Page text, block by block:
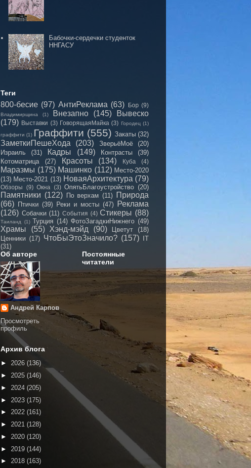
Бабочки-сердечки студенток
ННГАСУ
Теги
800-бесие (97) АнтиРеклама (63) Бор (9)
Владимирщина (1) Внезапно (145)
Вывеско
(179) Выставки (3) ГоворящаяМайка (3) Городец (1)
граффити (1) Граффити (555) Закаты (32)
ЗаметкиПешеХода (203) ЗверьёМоё
(20)
Израиль
(31) Кадры (149) Контрасты
(39)
Котоматрица
(27) Красоты (134) Куба (4)
Маразмы (175) Машинко (112) Место-2020
(13) Место-2021 (13) НоваяАрхитектура (79)
Обзоры (9) Окна (3) ОпятьБлагоустройство (20)
Памятники (122) По верхам (11) Природа
(66) Птички (39) Реки и мосты (47) Реклама
(126) Собачки (11) События (4) Стикеры (88)
Таиланд (1) Турция (14) ФотоЗагадкиНижнего (49)
Храмы (55) Хэнд-мэйд (90) Цветут
(18)
Ценники (17) ЧтоБыЭтоЗначило? (157)
IT
(31)
Об авторе
Андрей Карпов
Просмотреть
профиль
Постоянные
читатели
Архив блога
► 2026 (136)
► 2025 (146)
► 2024 (205)
► 2023 (175)
► 2022 (161)
► 2021 (128)
► 2020 (120)
► 2019 (144)
► 2018 (163)